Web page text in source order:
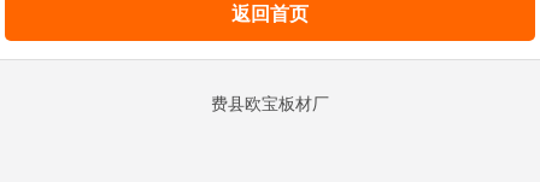
返回首页
费县欧宝板材厂